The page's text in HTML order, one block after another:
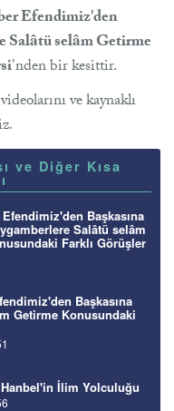
Efendimiz'den
Salâtü selâm Getirme
'nden bir kesittir.
ve kaynaklı
ve Diğer Kısa
Başkasına
Salâtü selâm
Farklı Görüşler
Başkasına
Getirme Konusundaki
İlim Yolculuğu